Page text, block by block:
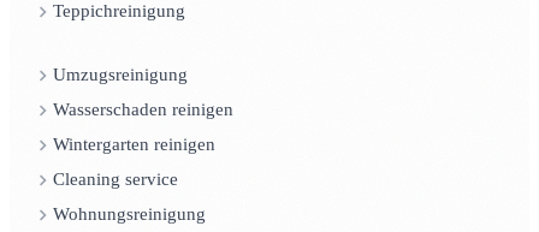
Teppichreinigung
Umzugsreinigung
Wasserschaden reinigen
Wintergarten reinigen
Cleaning service
Wohnungsreinigung